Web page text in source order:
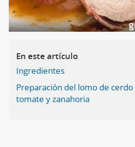
En este artículo
Ingredientes
Preparación del lomo de cerdo
tomate y zanahoria